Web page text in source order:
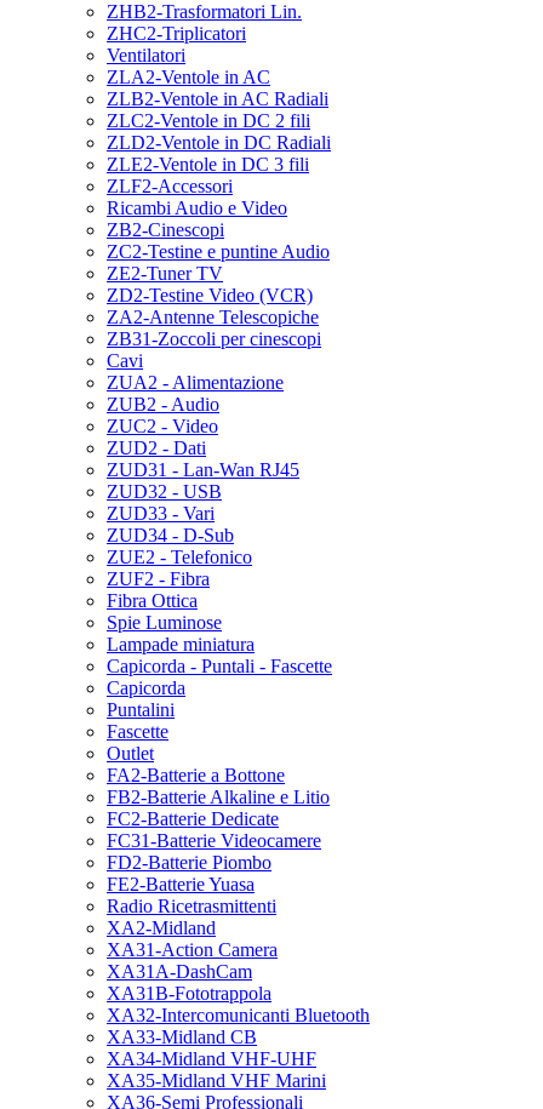
ZHB2-Trasformatori Lin.
ZHC2-Triplicatori
Ventilatori
ZLA2-Ventole in AC
ZLB2-Ventole in AC Radiali
ZLC2-Ventole in DC 2 fili
ZLD2-Ventole in DC Radiali
ZLE2-Ventole in DC 3 fili
ZLF2-Accessori
Ricambi Audio e Video
ZB2-Cinescopi
ZC2-Testine e puntine Audio
ZE2-Tuner TV
ZD2-Testine Video (VCR)
ZA2-Antenne Telescopiche
ZB31-Zoccoli per cinescopi
Cavi
ZUA2 - Alimentazione
ZUB2 - Audio
ZUC2 - Video
ZUD2 - Dati
ZUD31 - Lan-Wan RJ45
ZUD32 - USB
ZUD33 - Vari
ZUD34 - D-Sub
ZUE2 - Telefonico
ZUF2 - Fibra
Fibra Ottica
Spie Luminose
Lampade miniatura
Capicorda - Puntali - Fascette
Capicorda
Puntalini
Fascette
Outlet
FA2-Batterie a Bottone
FB2-Batterie Alkaline e Litio
FC2-Batterie Dedicate
FC31-Batterie Videocamere
FD2-Batterie Piombo
FE2-Batterie Yuasa
Radio Ricetrasmittenti
XA2-Midland
XA31-Action Camera
XA31A-DashCam
XA31B-Fototrappola
XA32-Intercomunicanti Bluetooth
XA33-Midland CB
XA34-Midland VHF-UHF
XA35-Midland VHF Marini
XA36-Semi Professionali